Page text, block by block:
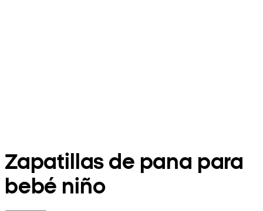
Zapatillas de pana para
bebé niño